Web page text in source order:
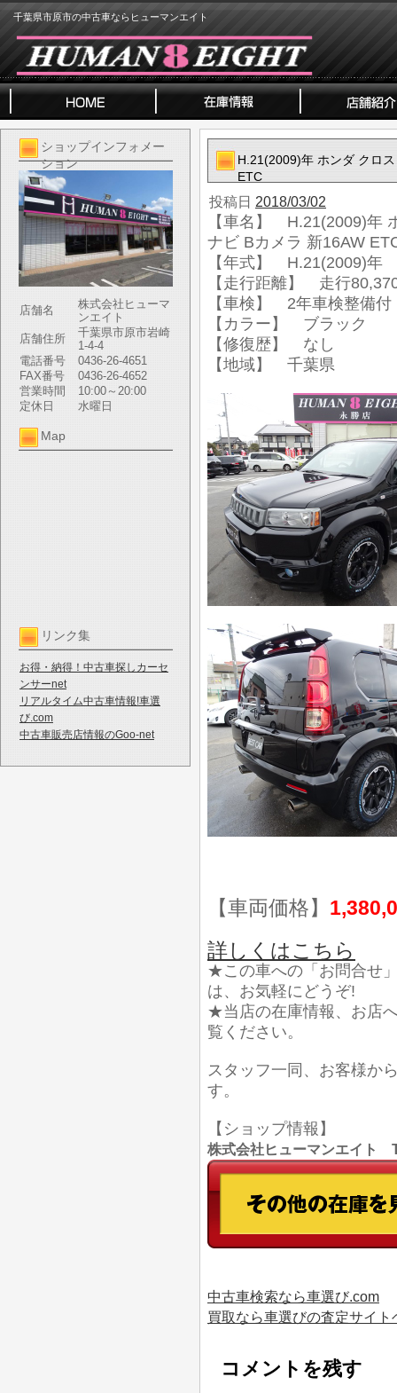
千葉県市原市の中古車ならヒューマンエイト
ショップインフォメー
ション
店舗名
株式会社ヒューマ
ンエイト
店舗住所
千葉県市原市岩崎
1-4-4
電話番号
0436-26-4651
FAX番号
0436-26-4652
営業時間
10:00～20:00
定休日
水曜日
Map
リンク集
お得・納得！中古車探しカーセ
ンサーnet
リアルタイム中古車情報!車選
び.com
中古車販売店情報のGoo-net
H.21(2009)年 ホンダ クロ
ETC
投稿日 2018/03/02
【車名】 H.21(2009)年
ナビ Bカメラ 新16AW
【年式】 H.21(2009)年
【走行距離】 走行
【車検】 2年車検整備付
【カラー】 ブラック
【修復歴】 なし
【地域】 千葉県
【車両価格】
詳しくはこちら
★この車への「お問合せ
は、お気軽にどうぞ!
★当店の在庫情報、お店
覧ください。
スタッフ一同、お客様か
す。
【ショップ情報】
株式会社ヒューマンエイト
中古車検索なら車選び.com
買取なら車選びの査定サイト
コメントを残す